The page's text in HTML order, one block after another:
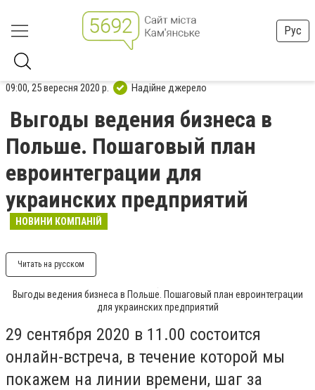
Рус
09:00, 25 вересня 2020 р. Надійне джерело
Выгоды ведения бизнеса в
Польше. Пошаговый план
евроинтеграции для
украинских предприятий
НОВИНИ КОМПАНІЙ
Читать на русском
Выгоды ведения бизнеса в Польше. Пошаговый план евроинтеграции
для украинских предприятий
29 сентября 2020 в 11.00 состоится
онлайн-встреча, в течение которой мы
покажем на линии времени, шаг за